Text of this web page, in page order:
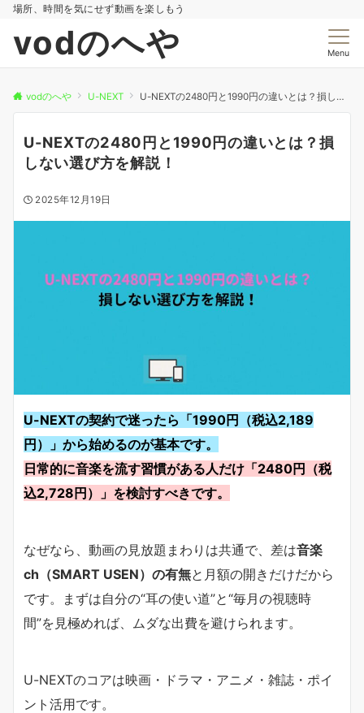
場所、時間を気にせず動画を楽しもう
vodのへや Menu
vodのへや U-NEXT U-NEXTの2480円と1990円の違いとは？損しない選び方を解説！
U-NEXTの2480円と1990円の違いとは？損
しない選び方を解説！
2025年12月19日
U-NEXTの契約で迷ったら「1990円（税込2,189
円）」から始めるのが基本です。
日常的に音楽を流す習慣がある人だけ「2480円（税
込2,728円）」を検討すべきです。
なぜなら、動画の見放題まわりは共通で、差は音楽
ch（SMART USEN）の有無と月額の開きだけだから
です。まずは自分の“耳の使い道”と“毎月の視聴時
間”を見極めれば、ムダな出費を避けられます。
U-NEXTのコアは映画・ドラマ・アニメ・雑誌・ポイ
ント活用です。